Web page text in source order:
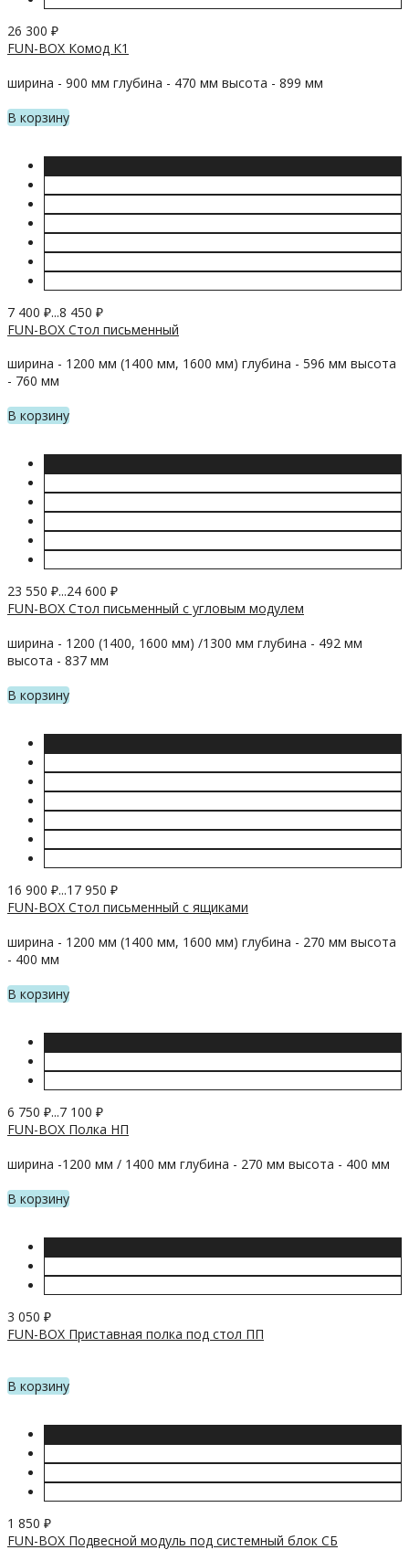
26 300 ₽
FUN-BOX Комод К1
ширина - 900 мм глубина - 470 мм высота - 899 мм
В корзину
7 400 ₽...8 450 ₽
FUN-BOX Стол письменный
ширина - 1200 мм (1400 мм, 1600 мм) глубина - 596 мм высота
- 760 мм
В корзину
23 550 ₽...24 600 ₽
FUN-BOX Стол письменный с угловым модулем
ширина - 1200 (1400, 1600 мм) /1300 мм глубина - 492 мм
высота - 837 мм
В корзину
16 900 ₽...17 950 ₽
FUN-BOX Стол письменный с ящиками
ширина - 1200 мм (1400 мм, 1600 мм) глубина - 270 мм высота
- 400 мм
В корзину
6 750 ₽...7 100 ₽
FUN-BOX Полка НП
ширина -1200 мм / 1400 мм глубина - 270 мм высота - 400 мм
В корзину
3 050 ₽
FUN-BOX Приставная полка под стол ПП
В корзину
1 850 ₽
FUN-BOX Подвесной модуль под системный блок СБ